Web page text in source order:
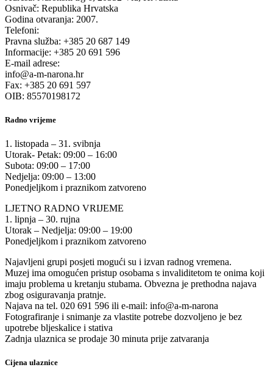
Osnivač: Republika Hrvatska
Godina otvaranja: 2007.
Telefoni:
Pravna služba: +385 20 687 149
Informacije: +385 20 691 596
E-mail adrese:
info@a-m-narona.hr
Fax: +385 20 691 597
OIB: 85570198172
Radno vrijeme
1. listopada – 31. svibnja
Utorak- Petak: 09:00 – 16:00
Subota: 09:00 – 17:00
Nedjelja: 09:00 – 13:00
Ponedjeljkom i praznikom zatvoreno
LJETNO RADNO VRIJEME
1. lipnja – 30. rujna
Utorak – Nedjelja: 09:00 – 19:00
Ponedjeljkom i praznikom zatvoreno
Najavljeni grupi posjeti mogući su i izvan radnog vremena.
Muzej ima omogućen pristup osobama s invaliditetom te onima koji
imaju problema u kretanju stubama. Obvezna je prethodna najava
zbog osiguravanja pratnje.
Najava na tel. 020 691 596 ili e-mail: info@a-m-narona
Fotografiranje i snimanje za vlastite potrebe dozvoljeno je bez
upotrebe bljeskalice i stativa
Zadnja ulaznica se prodaje 30 minuta prije zatvaranja
Cijena ulaznice